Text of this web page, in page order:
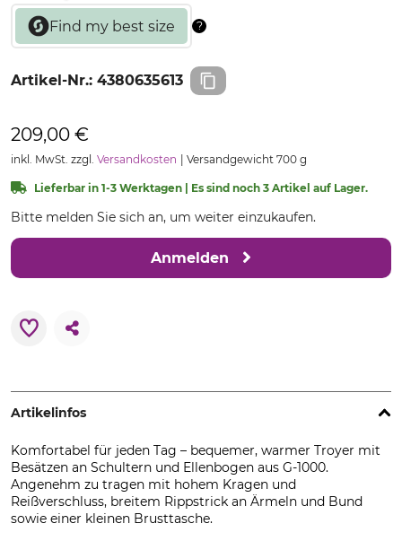
Artikel-Nr.: 4380635613
209,00 €
inkl. MwSt. zzgl. Versandkosten Versandgewicht 700 g
Lieferbar in 1-3 Werktagen | Es sind noch 3 Artikel auf Lager.
Bitte melden Sie sich an, um weiter einzukaufen.
Anmelden
Artikelinfos
Komfortabel für jeden Tag – bequemer, warmer Troyer mit
Besätzen an Schultern und Ellenbogen aus G-1000.
Angenehm zu tragen mit hohem Kragen und
Reißverschluss, breitem Rippstrick an Ärmeln und Bund
sowie einer kleinen Brusttasche.